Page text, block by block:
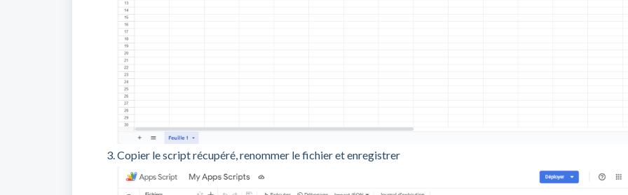
Copier le script récupéré, renommer le fichier et enregistrer